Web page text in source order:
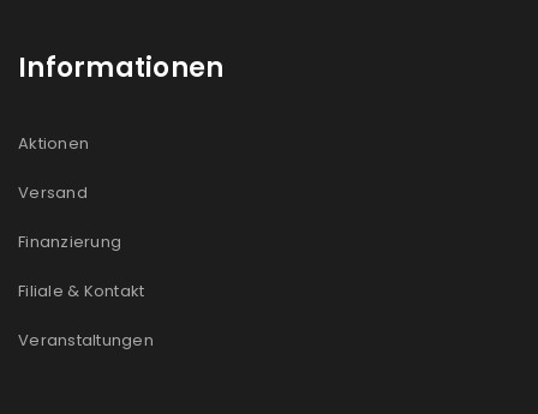
Informationen
Aktionen
Versand
Finanzierung
Filiale & Kontakt
Veranstaltungen